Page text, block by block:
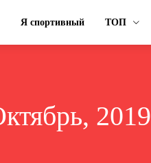
Я спортивный ТОП
2019